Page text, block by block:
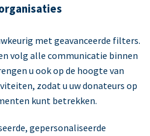
met geavanceerde filters.
volg alle communicatie binnen
u ook op de hoogte van
zodat u uw donateurs op
kunt betrekken.
gepersonaliseerde